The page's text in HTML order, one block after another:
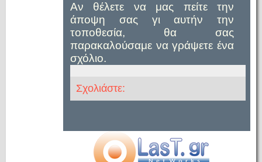
Αν θέλετε να μας πείτε την
άποψη σας γι αυτήν την
τοποθεσία, θα σας
παρακαλούσαμε να γράψετε ένα
σχόλιο.
Σχολιάστε: